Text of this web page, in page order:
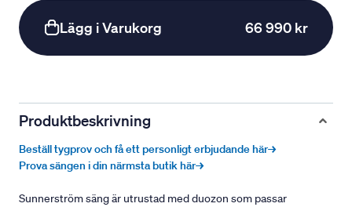
Lägg i Varukorg 66 990 kr
Produktbeskrivning
Beställ tygprov och få ett personligt erbjudande här→
Prova sängen i din närmsta butik här→
Sunnerström säng är utrustad med duozon som passar